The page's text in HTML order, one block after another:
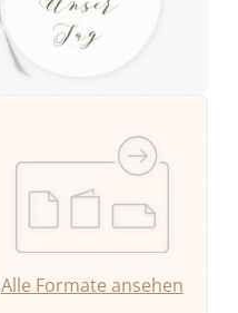
Alle Formate ansehen